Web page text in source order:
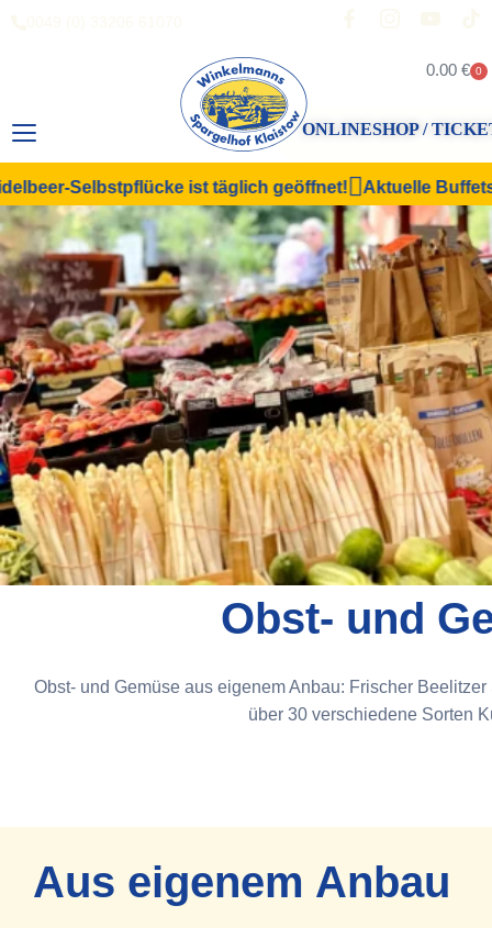
0.00 € 0
ONLINESHOP /
Selbstpflücke ist täglich geöffnet! Aktuelle Buffets &
Obst- und
Obst- und Gemüse aus eigenem Anbau: Frischer
über 30 verschiedene Sorten
Aus eigenem Anbau